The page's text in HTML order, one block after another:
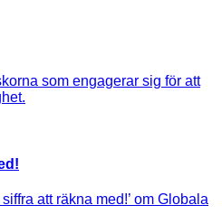
som engagerar sig för att
att räkna med!’ om Globala